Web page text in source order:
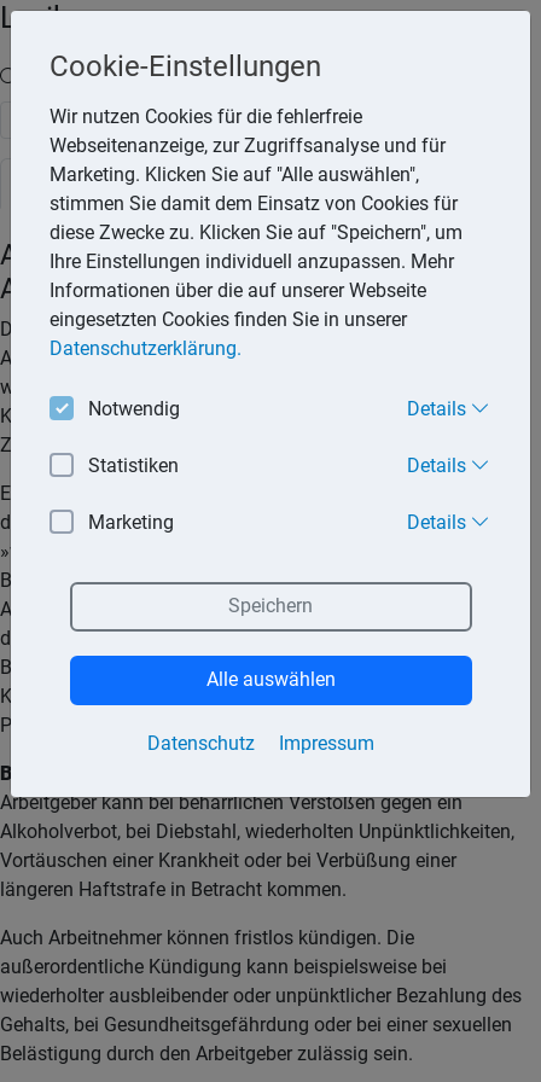
Lexika
Volltext-Suche in den Lexika
Suchen
Rechtslexikon
Außerordentliche Kündigung des
Arbeitsvertrags
Der Arbeitsvertrag kann vom Arbeitgeber oder vom
Arbeitnehmer außerordentlich (fristlos) gekündigt werden,
wenn ein wichtiger Grund vorliegt. Die außerordentliche
Kündigung ist sowohl bei Arbeitsverhältnissen auf bestimmte
Zeit als auch auf unbestimmte Zeit möglich.
Ein wichtiger Grund, der zur außerordentlichen Kündigung
des Arbeitsverhältnisses berechtigt, liegt laut Gesetz vor,
»wenn Tatsachen vorliegen, die dem Kündigenden unter
Berücksichtigung der Umstände des Einzelfalls und bei
Abwägung der Interessen beider Vertragsteile die Fortsetzung
des Arbeitsverhältnisses nicht bis zu dessen anderweitiger
Beendigung zugemutet werden kann«. Eine außerordentliche
Kündigung kommt somit nur bei ganz schwerwiegenden
Pflichtverstößen in Betracht.
Beispiel:
Arbeitgeber kann bei beharrlichen Verstößen gegen ein
Alkoholverbot, bei Diebstahl, wiederholten Unpünktlichkeiten,
Vortäuschen einer Krankheit oder bei Verbüßung einer
längeren Haftstrafe in Betracht kommen.
Auch Arbeitnehmer können fristlos kündigen. Die
außerordentliche Kündigung kann beispielsweise bei
wiederholter ausbleibender oder unpünktlicher Bezahlung des
Gehalts, bei Gesundheitsgefährdung oder bei einer sexuellen
Belästigung durch den Arbeitgeber zulässig sein.
Cookie-Einstellungen
Wir nutzen Cookies für die fehlerfreie
Webseitenanzeige, zur Zugriffsanalyse und für
Marketing. Klicken Sie auf "Alle auswählen",
stimmen Sie damit dem Einsatz von Cookies für
diese Zwecke zu. Klicken Sie auf "Speichern", um
Ihre Einstellungen individuell anzupassen. Mehr
Informationen über die auf unserer Webseite
eingesetzten Cookies finden Sie in unserer
Datenschutzerklärung.
Notwendig Details
Statistiken Details
Marketing Details
Datenschutz Impressum
Speichern
Alle auswählen